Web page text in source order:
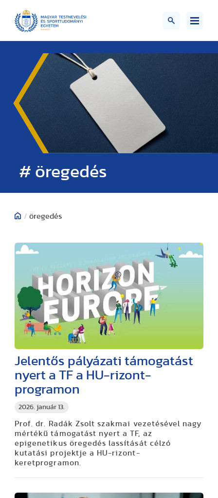
# öregedés
/ öregedés
2026. január 13.
Jelentős pályázati támogatást
nyert a TF a HU-rizont-
programon
Prof. dr. Radák Zsolt szakmai vezetésével nagy
mértékű támogatást nyert a TF, az
epigenetikus öregedés lassítását célzó
kutatási projektje a HU-rizont-
keretprogramon.